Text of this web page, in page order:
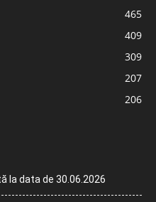
465
409
309
207
206
la data de 30.06.2026